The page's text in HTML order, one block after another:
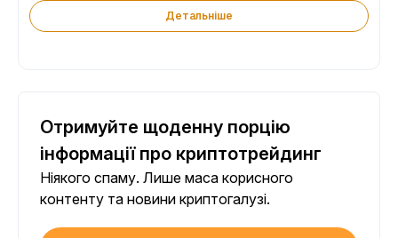
Детальніше
Отримуйте щоденну порцію
інформації про криптотрейдинг
Ніякого спаму. Лише маса корисного
контенту та новини криптогалузі.